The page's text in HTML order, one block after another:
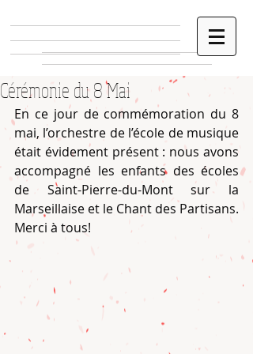
Cérémonie du 8 Mai
En ce jour de commémoration du 8
mai, l’orchestre de l’école de musique
était évidement présent : nous avons
accompagné les enfants des écoles
de Saint-Pierre-du-Mont sur la
Marseillaise et le Chant des Partisans.
Merci à tous!